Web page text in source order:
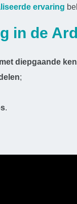
ervaring
in de
diepgaande
;
.